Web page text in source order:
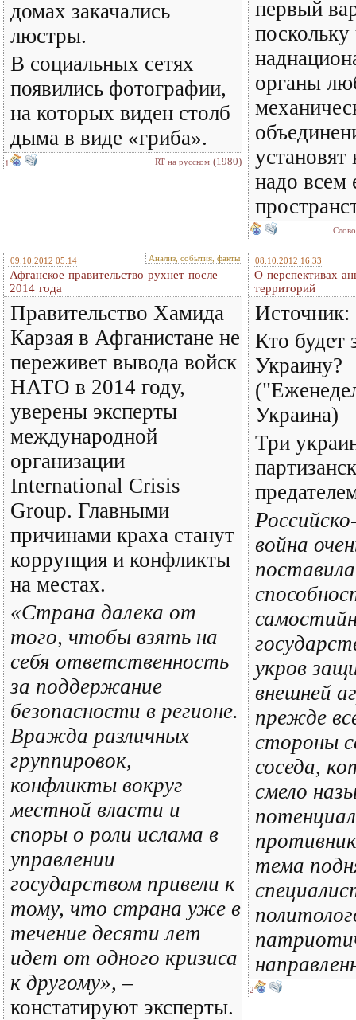
домах закачались
люстры.
В социальных сетях
появились фотографии,
на которых виден столб
дыма в виде «гриба».
1 RT на русском (1980)
первый
поскольку
органы
установят
надо всем
09.10.2012 05:14 Анализ, события, факты
Афганское правительство рухнет после
2014 года
Правительство Хамида
Карзая в Афганистане не
переживет вывода войск
НАТО в 2014 году,
уверены эксперты
международной
организации
International Crisis
Group. Главными
причинами краха станут
коррупция и конфликты
на местах.
«Страна далека от
того, чтобы взять на
себя ответственность
за поддержание
безопасности в регионе.
Вражда различных
группировок,
конфликты вокруг
местной власти и
споры о роли ислама в
управлении
государством привели к
тому, что страна уже в
течение десяти лет
идет от одного кризиса
к другому», –
констатируют эксперты.
08.10.2012 16:33
О перспективах
территорий
Кто будет
Украину?
Украина)
Три
война
укров
внешней
прежде
стороны
соседа,
смело
тема
2